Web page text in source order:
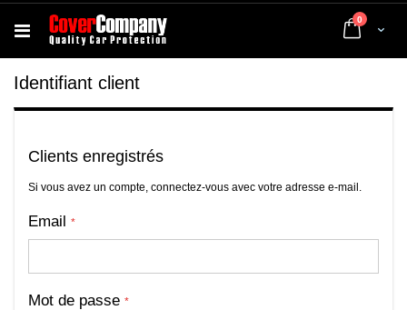
Cart
0 articles
Identifiant client
Clients enregistrés
Si vous avez un compte, connectez-vous avec votre adresse e-mail.
Email
Mot de passe